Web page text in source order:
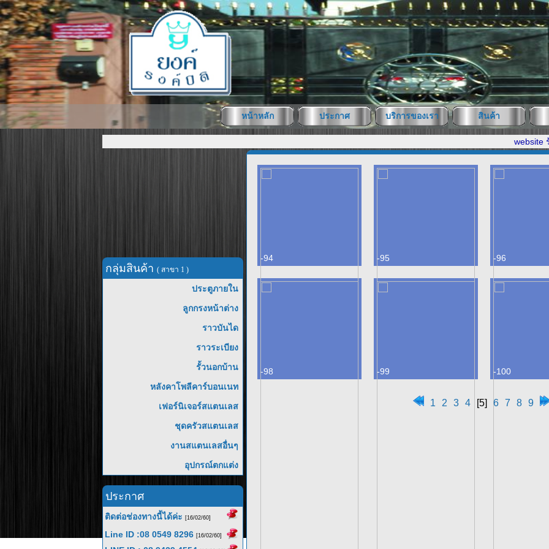
หน้าหลัก ประกาศ บริการของเรา สินค้า
website ร้า
กลุ่มสินค้า ( สาขา 1 )
ประตูภายใน
ลูกกรงหน้าต่าง
ราวบันได
ราวระเบียง
รั้วนอกบ้าน
หลังคาโพลีคาร์บอนเนท
เฟอร์นิเจอร์สแตนเลส
ชุดครัวสแตนเลส
งานสแตนเลสอื่นๆ
อุปกรณ์ตกแต่ง
ประกาศ
ติดต่อช่องทางนี้ได้ค่ะ [16/02/60]
Line ID :08 0549 8296 [16/02/60]
-94 -95 -96
-98 -99 -100
1 2 3 4 [5] 6 7 8 9